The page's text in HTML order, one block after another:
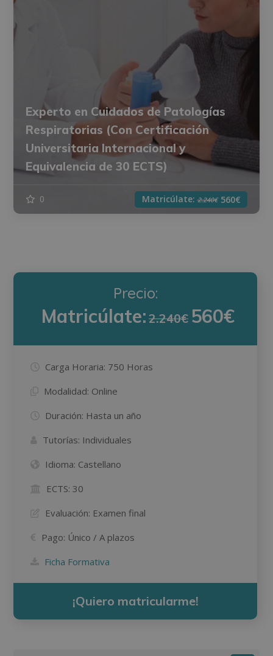
Experto en Cuidados de Patologías
Respiratorias (Con Certificación
Universitaria Internacional y
Equivalencia de 30 ECTS)
0 Matricúlate:2.240€ 560€
Precio:
Matricúlate:2.240€ 560€
Carga Horaria: 750 Horas
Modalidad: Online
Duración: Hasta un año
Tutorías: Individuales
Idioma: Castellano
ECTS: 30
Evaluación: Examen final
Pago: Único / A plazos
Ficha Formativa
¡Quiero matricularme!